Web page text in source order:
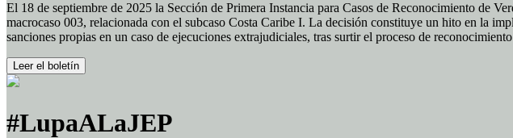
El 18 de septiembre de 2025 la Sección de Primera Instancia para Casos de Reconocimiento de
macrocaso 003, relacionada con el subcaso Costa Caribe I. La decisión constituye un hito en la
sanciones propias en un caso de ejecuciones extrajudiciales, tras surtir el proceso de
Leer el boletín
#LupaALaJEP